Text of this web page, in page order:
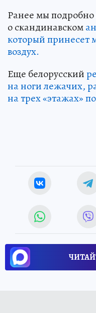
Ранее мы подробно
о скандинавском
который принесет
воздух.
Еще белорусский
на ноги лежачих,
на трех «этажах»